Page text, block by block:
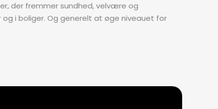
der fremmer sundhed, velvære og
i boliger. Og generelt at øge niveauet for